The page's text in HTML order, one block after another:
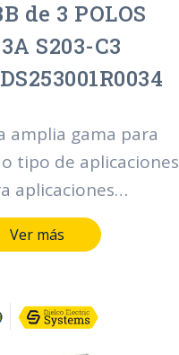
de 3 POLOS
S203-C3
amplia gama para
tipo de aplicaciones
aplicaciones
comerciales
la gama
multitud de
en
Ver más